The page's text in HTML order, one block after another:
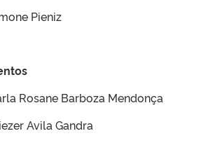
Pieniz
Rosane Barboza Mendonça
Avila Gandra